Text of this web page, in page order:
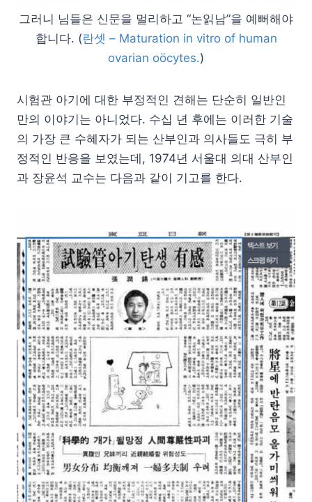
그러니 님들은 신문을 멀리하고 “논읽남”을 예뻐해야
합니다. (란셋 – Maturation in vitro of human
ovarian oöcytes.)
시험관 아기에 대한 부정적인 견해는 단순히 일반인
만의 이야기는 아니었다. 수십 년 후에는 이러한 기술
의 가장 큰 수혜자가 되는 산부인과 의사들도 극히 부
정적인 반응을 보였는데, 1974년 서울대 의대 산부인
과 장윤석 교수는 다음과 같이 기고를 한다.